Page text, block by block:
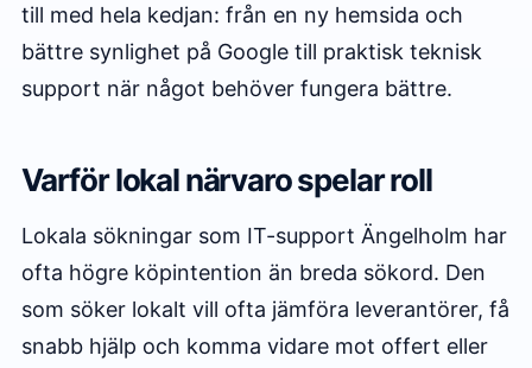
till med hela kedjan: från en ny hemsida och
bättre synlighet på Google till praktisk teknisk
support när något behöver fungera bättre.
Varför lokal närvaro spelar roll
Lokala sökningar som IT-support Ängelholm har
ofta högre köpintention än breda sökord. Den
som söker lokalt vill ofta jämföra leverantörer, få
snabb hjälp och komma vidare mot offert eller